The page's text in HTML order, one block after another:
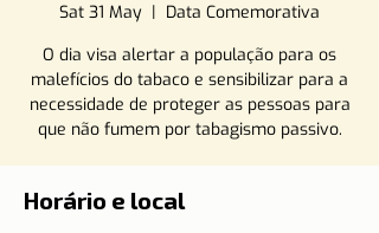
Sat 31 May
  |
Data Comemorativa
O dia visa alertar a população para os
malefícios do tabaco e sensibilizar para a
necessidade de proteger as pessoas para
que não fumem por tabagismo passivo.
Horário e local